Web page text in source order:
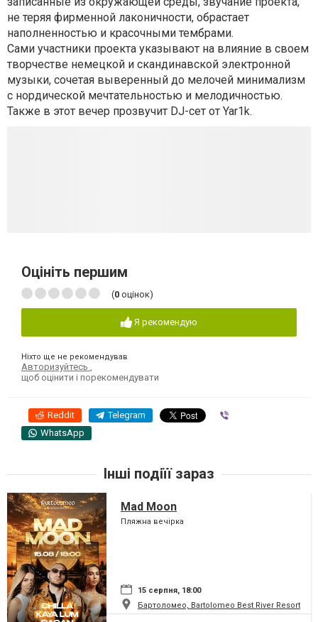
не теряя фирменной лаконичности, обрастает
наполненностью и красочными тембрами.
Сами участники проекта указывают на влияние в своем
творчестве немецкой и скандинавской электронной
музыки, сочетая выверенный до мелочей минимализм
с нордической мечтательностью и мелодичностью.
Также в этот вечер прозвучит DJ-сет от Yar1k.
Оцініть першим
(0 оцінок)
Я рекомендую
Ніхто ще не рекомендував
Авторизуйтесь ,
щоб оцінити і порекомендувати
Reddit Telegram
WhatsApp
Інші подіїї зараз
Mad Moon
Пляжна вечірка
15 серпня, 18:00
Бартоломео, Bartolomeo Best River Resort